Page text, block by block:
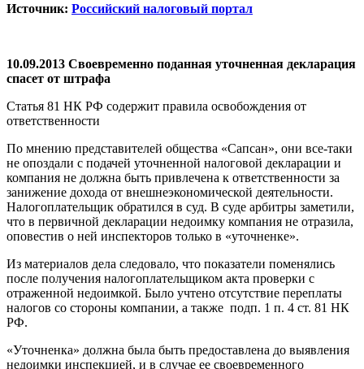
Источник: Российский налоговый портал
10.09.2013 Своевременно поданная уточненная декларация
спасет от штрафа
Статья 81 НК РФ содержит правила освобождения от
ответственности
По мнению представителей общества «Сапсан», они все-таки
не опоздали с подачей уточненной налоговой декларации и
компания не должна быть привлечена к ответственности за
занижение дохода от внешнеэкономической деятельности.
Налогоплательщик обратился в суд. В суде арбитры заметили,
что в первичной декларации недоимку компания не отразила,
оповестив о ней инспекторов только в «уточненке».
Из материалов дела следовало, что показатели поменялись
после получения налогоплательщиком акта проверки с
отраженной недоимкой. Было учтено отсутствие переплаты
налогов со стороны компании, а также подп. 1 п. 4 ст. 81 НК
РФ.
«Уточненка» должна была быть предоставлена до выявления
недоимки инспекцией, и в случае ее своевременного